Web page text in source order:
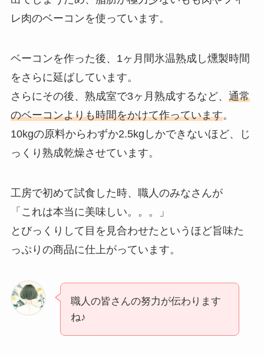
レ肉のベーコンを使っています。
ベーコンを作った後、1ヶ月間氷温熟成し燻製時間
をさらに延ばしています。
さらにその後、熟成室で3ヶ月熟成するなど、 通常
のベーコンよりも時間をかけて作っています。
10kgの原料からわずか2.5kgしかできないほど、じ
っくり熟成乾燥させています。
工房で初めて試食した時、職人のみなさんが
「これは本当に美味しい。。。」
とびっくりして目を見合わせたというほど旨味た
っぷりの商品に仕上がっています。
職人の皆さんの努力が伝わります
ね♪